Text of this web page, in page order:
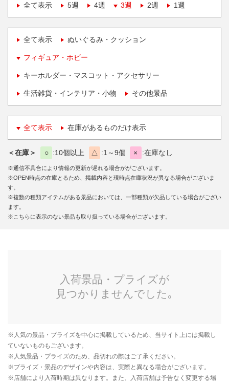
全て表示
5週 4週 3週 2週 1週
全て表示 ぬいぐるみ・クッション
フィギュア・ホビー
キーホルダー・マスコット・アクセサリー
生活雑貨・インテリア・小物 その他景品
全て表示 在庫があるものだけ表示
＜在庫＞ ○ 10個以上 △ 1～9個 × 在庫なし
※通信不具合により情報の更新が遅れる場合ががございます。
※OPEN時点の在庫とるため、掲載内容と現時点在庫状況が異なる場合がございま
す。
※複数の種類アイテムがある景品においては、一部種類が欠品している場合がござい
ます。
※こちらに表示のない景品も取り扱っている場合がございます。